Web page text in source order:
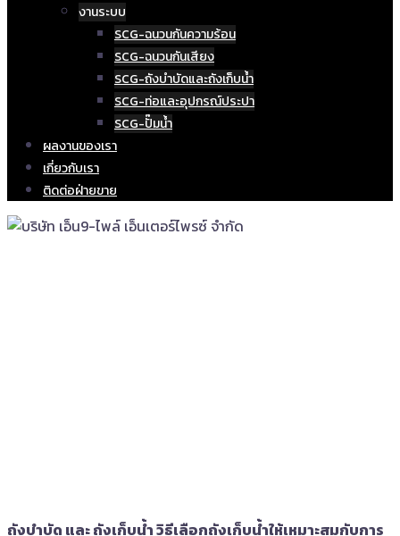
งานระบบ
SCG-ฉนวนกันความร้อน
SCG-ฉนวนกันเสียง
SCG-ถังบำบัดและถังเก็บน้ำ
SCG-ท่อและอุปกรณ์ประปา
SCG-ปั๊มน้ำ
ผลงานของเรา
เกี่ยวกับเรา
ติดต่อฝ่ายขาย
ถังบำบัด และ ถังเก็บน้ำ วิธีเลือกถังเก็บน้ำให้เหมาะสมกับการ